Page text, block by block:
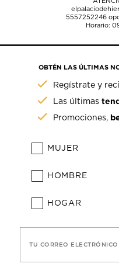
5557252246
Horario:
OBTÉN LAS ÚLTIMAS
Regístrate y
Las últimas
Promociones,
MUJER
HOMBRE
HOGAR
TU CORREO ELECTRÓNICO